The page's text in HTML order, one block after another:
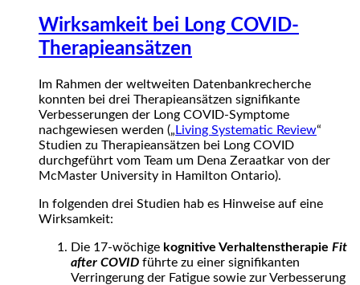
Wirksamkeit bei Long COVID-
Therapieansätzen
Im Rahmen der weltweiten Datenbankrecherche
konnten bei drei Therapieansätzen signifikante
Verbesserungen der Long COVID-Symptome
nachgewiesen werden („ Living Systematic Review“
Studien zu Therapieansätzen bei Long COVID
durchgeführt vom Team um Dena Zeraatkar von der
McMaster University in Hamilton Ontario).
In folgenden drei Studien hab es Hinweise auf eine
Wirksamkeit:
Die 17-wöchige kognitive Verhaltenstherapie Fit
after COVID führte zu einer signifikanten
Verringerung der Fatigue sowie zur Verbesserung